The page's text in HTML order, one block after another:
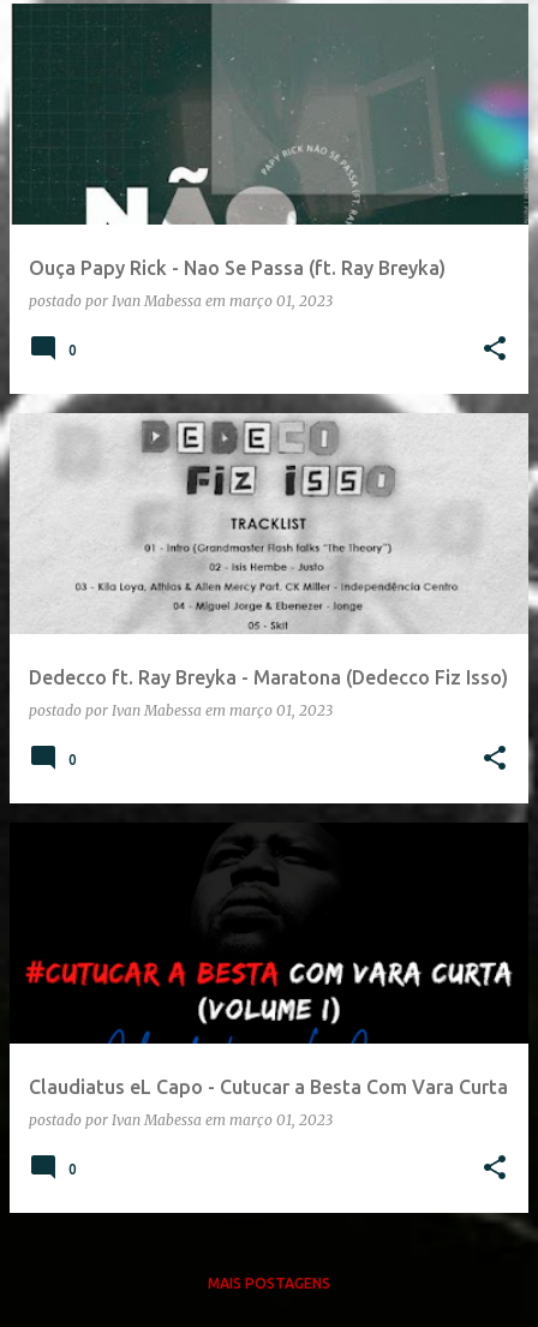
Ouça Papy Rick - Nao Se Passa (ft. Ray Breyka)
postado por Ivan Mabessa em março 01, 2023
0
Dedecco ft. Ray Breyka - Maratona (Dedecco Fiz Isso)
postado por Ivan Mabessa em março 01, 2023
0
Claudiatus eL Capo - Cutucar a Besta Com Vara Curta
postado por Ivan Mabessa em março 01, 2023
0
MAIS POSTAGENS